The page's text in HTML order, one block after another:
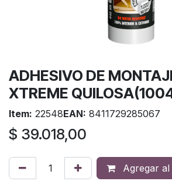
ADHESIVO DE
XTREME
Item: 22548EAN: 8411729285067
$ 39.018,00
Agregar